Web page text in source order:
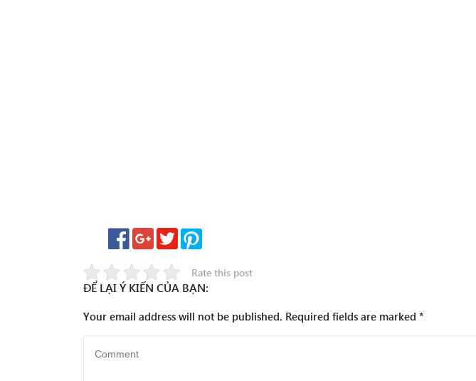
Rate this post
ĐỂ LẠI Ý KIẾN CỦA BẠN:
Your email address will not be published. Required fields are marked *